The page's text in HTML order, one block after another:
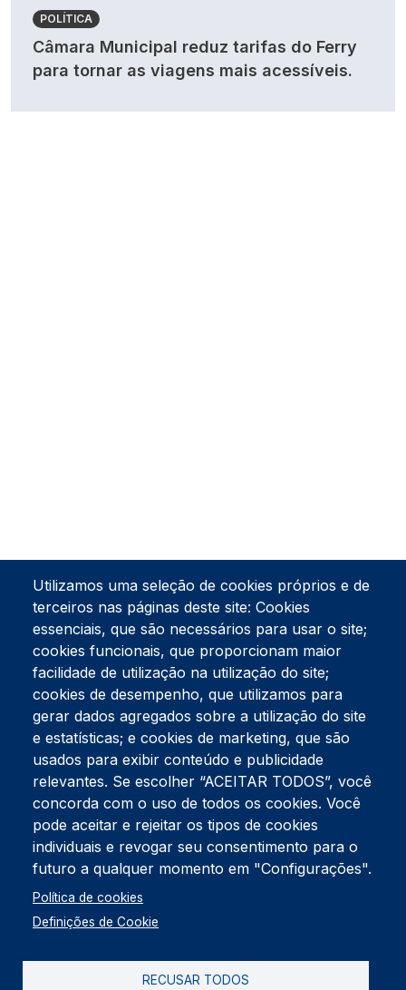
POLÍTICA
Câmara Municipal reduz tarifas do Ferry
para tornar as viagens mais acessíveis.
Tel:234 390 100Fax:234 390 100
Endereço Postal
Apartado 42
Rua Gil Eanes 31
3834-908 Gafanha da Nazaré
Estúdios
Rua Prior Guerra
Edifício do Centro Cultural da Gafanha da Nazaré
3830-556 Gafanha da Nazaré
Rodapé
Cookies
Política de Privacidade
Utilizamos uma seleção de cookies próprios e de
terceiros nas páginas deste site: Cookies
essenciais, que são necessários para usar o site;
cookies funcionais, que proporcionam maior
facilidade de utilização na utilização do site;
cookies de desempenho, que utilizamos para
gerar dados agregados sobre a utilização do site
e estatísticas; e cookies de marketing, que são
usados para exibir conteúdo e publicidade
relevantes. Se escolher “ACEITAR TODOS”, você
concorda com o uso de todos os cookies. Você
pode aceitar e rejeitar os tipos de cookies
individuais e revogar seu consentimento para o
futuro a qualquer momento em "Configurações".
Política de cookies
Definições de Cookie
RECUSAR TODOS